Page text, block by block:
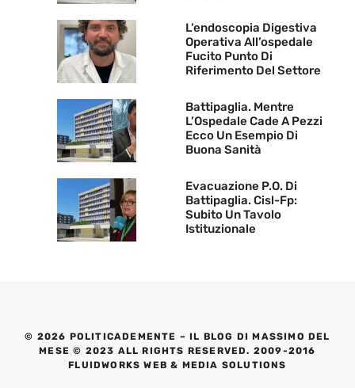
L’endoscopia Digestiva
Operativa All’ospedale
Fucito Punto Di
Riferimento Del Settore
Battipaglia. Mentre
L’Ospedale Cade A Pezzi
Ecco Un Esempio Di
Buona Sanità
Evacuazione P.O. Di
Battipaglia. Cisl-Fp:
Subito Un Tavolo
Istituzionale
© 2026 POLITICADEMENTE – IL BLOG DI MASSIMO DEL
MESE © 2023 ALL RIGHTS RESERVED. 2009-2016
FLUIDWORKS WEB & MEDIA SOLUTIONS